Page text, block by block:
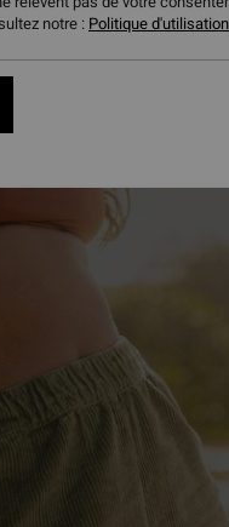
notre : Politique